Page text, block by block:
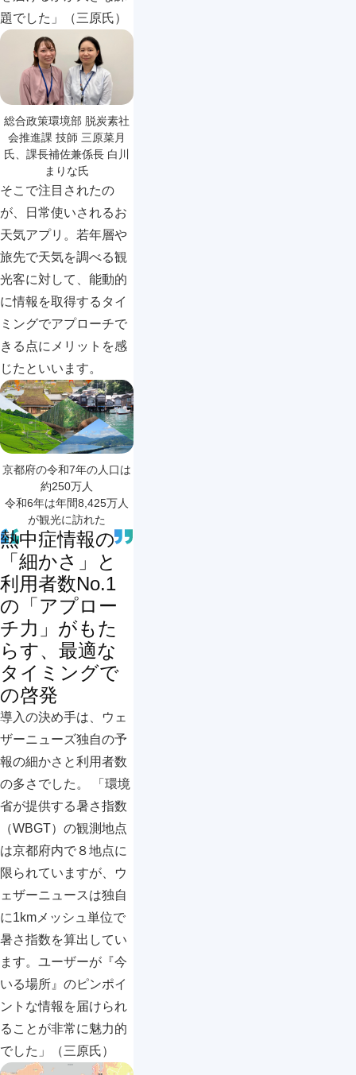
題でした」（三原氏）
総合政策環境部 脱炭素社
会推進課 技師 三原菜月
氏、課長補佐兼係長 白川
まりな氏
そこで注目されたの
が、日常使いされるお
天気アプリ。若年層や
旅先で天気を調べる観
光客に対して、能動的
に情報を取得するタイ
ミングでアプローチで
きる点にメリットを感
じたといいます。
京都府の令和7年の人口は
約250万人
令和6年は年間8,425万人
が観光に訪れた
熱中症情報の
「細かさ」と
利用者数No.1
の「アプロー
チ力」がもた
らす、最適な
タイミングで
の啓発
導入の決め手は、ウェ
ザーニューズ独自の予
報の細かさと利用者数
の多さでした。 「環境
省が提供する暑さ指数
（WBGT）の観測地点
は京都府内で８地点に
限られていますが、ウ
ェザーニュースは独自
に1kmメッシュ単位で
暑さ指数を算出してい
ます。ユーザーが『今
いる場所』のピンポイ
ントな情報を届けられ
ることが非常に魅力的
でした」（三原氏）